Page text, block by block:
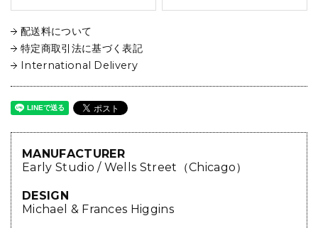
配送料について
特定商取引法に基づく表記
International Delivery
MANUFACTURER
Early Studio / Wells Street（Chicago）
DESIGN
Michael & Frances Higgins